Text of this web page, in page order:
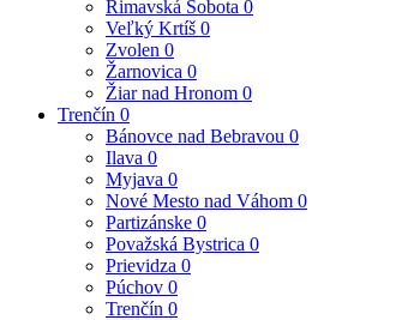
Rimavská Sobota 0
Veľký Krtíš 0
Zvolen 0
Žarnovica 0
Žiar nad Hronom 0
Trenčín 0
Bánovce nad Bebravou 0
Ilava 0
Myjava 0
Nové Mesto nad Váhom 0
Partizánske 0
Považská Bystrica 0
Prievidza 0
Púchov 0
Trenčín 0